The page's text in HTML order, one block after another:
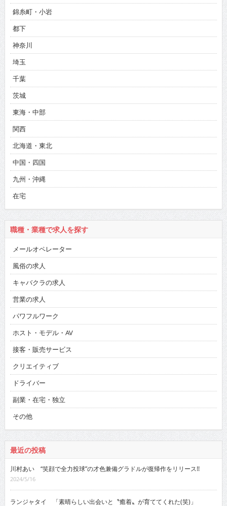
錦糸町・小岩
都下
神奈川
埼玉
千葉
茨城
東海・中部
関西
北海道・東北
中国・四国
九州・沖縄
在宅
職種・業種で求人を探す
メールオペレーター
風俗の求人
キャバクラの求人
営業の求人
パワフルワーク
ホスト・モデル・AV
接客・販売サービス
クリエイティブ
ドライバー
副業・在宅・独立
その他
最近の投稿
川村あい “笑顔で全力投球”の才色兼備グラドルが復帰作をリリース!!
2024/5/16
ランジャタイ 「素晴らしい出会いと〝癒着〟が育ててくれた(笑)」